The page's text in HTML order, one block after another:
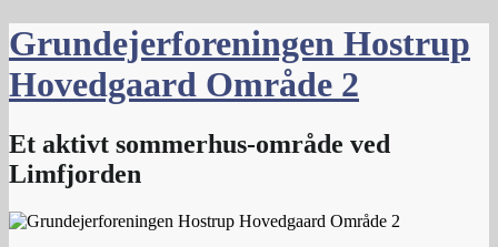
Skip
to
content
Grundejerforeningen Hostrup
Hovedgaard Område 2
Et aktivt sommerhus-område ved
Limfjorden